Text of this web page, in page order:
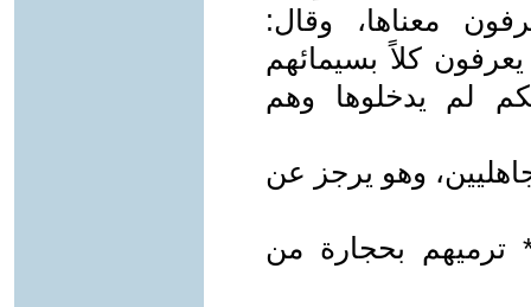
معناها، وقال:
كلاً بسيمائهم
لم يدخلوها وهم
وهو يرجز عن
بحجارة من